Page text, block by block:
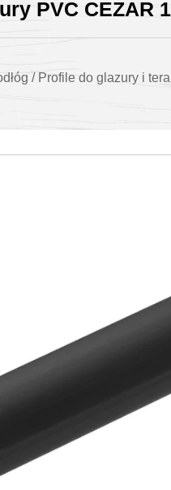
PVC CEZAR
/ Profile do glazury i